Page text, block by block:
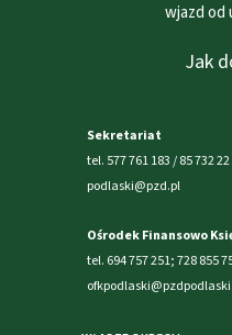
Jak
wjazd od
Sekretariat
tel. 577 761 183 / 85 732
podlaski@pzd.pl
Ośrodek Finansowo
tel. 694 757 251; 728 855